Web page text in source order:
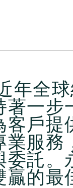
年全
著一
客戶提
業服
委託。
贏的最